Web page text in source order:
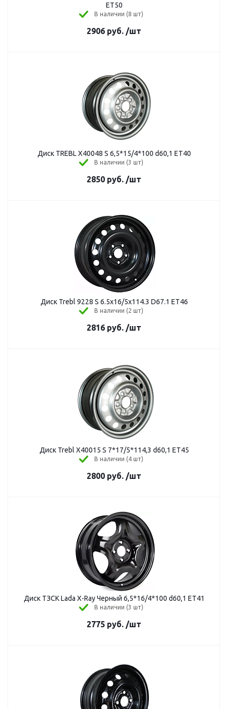
ЕТ50
В наличии (8 шт)
2906 руб. /шт
Диск TREBL X40048 S 6,5*15/4*100 d60,1 ET40
В наличии (3 шт)
2850 руб. /шт
Диск Trebl 9228 S 6.5x16/5x114.3 D67.1 ET46
В наличии (2 шт)
2816 руб. /шт
Диск Trebl X40015 S 7*17/5*114,3 d60,1 ET45
В наличии (4 шт)
2800 руб. /шт
Диск ТЗСК Lada X-Ray Черный 6,5*16/4*100 d60,1 ЕТ41
В наличии (3 шт)
2775 руб. /шт